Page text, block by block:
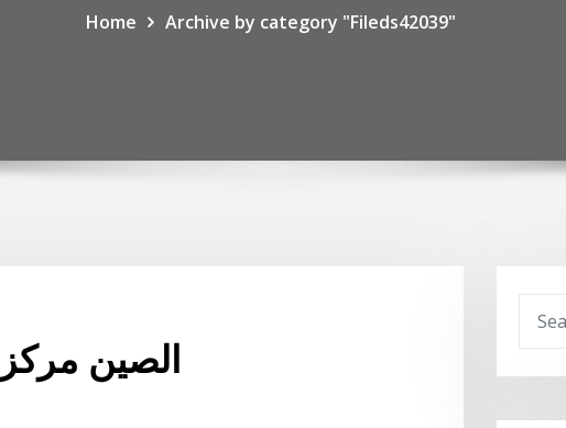
Home Archive by category "Fileds42039"
الصين